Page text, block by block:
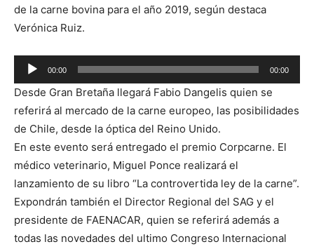
de la carne bovina para el año 2019, según destaca
Verónica Ruiz.
Reproductor
de
audio
00:00 00:00
Desde Gran Bretaña llegará Fabio Dangelis quien se
referirá al mercado de la carne europeo, las posibilidades
de Chile, desde la óptica del Reino Unido.
En este evento será entregado el premio Corpcarne. El
médico veterinario, Miguel Ponce realizará el
lanzamiento de su libro “La controvertida ley de la carne”.
Expondrán también el Director Regional del SAG y el
presidente de FAENACAR, quien se referirá además a
todas las novedades del ultimo Congreso Internacional